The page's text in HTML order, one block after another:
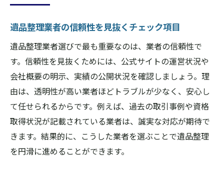
遺品整理業者の信頼性を見抜くチェック項目
遺品整理業者選びで最も重要なのは、業者の信頼性で
す。信頼性を見抜くためには、公式サイトの運営状況や
会社概要の明示、実績の公開状況を確認しましょう。理
由は、透明性が高い業者ほどトラブルが少なく、安心し
て任せられるからです。例えば、過去の取引事例や資格
取得状況が記載されている業者は、誠実な対応が期待で
きます。結果的に、こうした業者を選ぶことで遺品整理
を円滑に進めることができます。